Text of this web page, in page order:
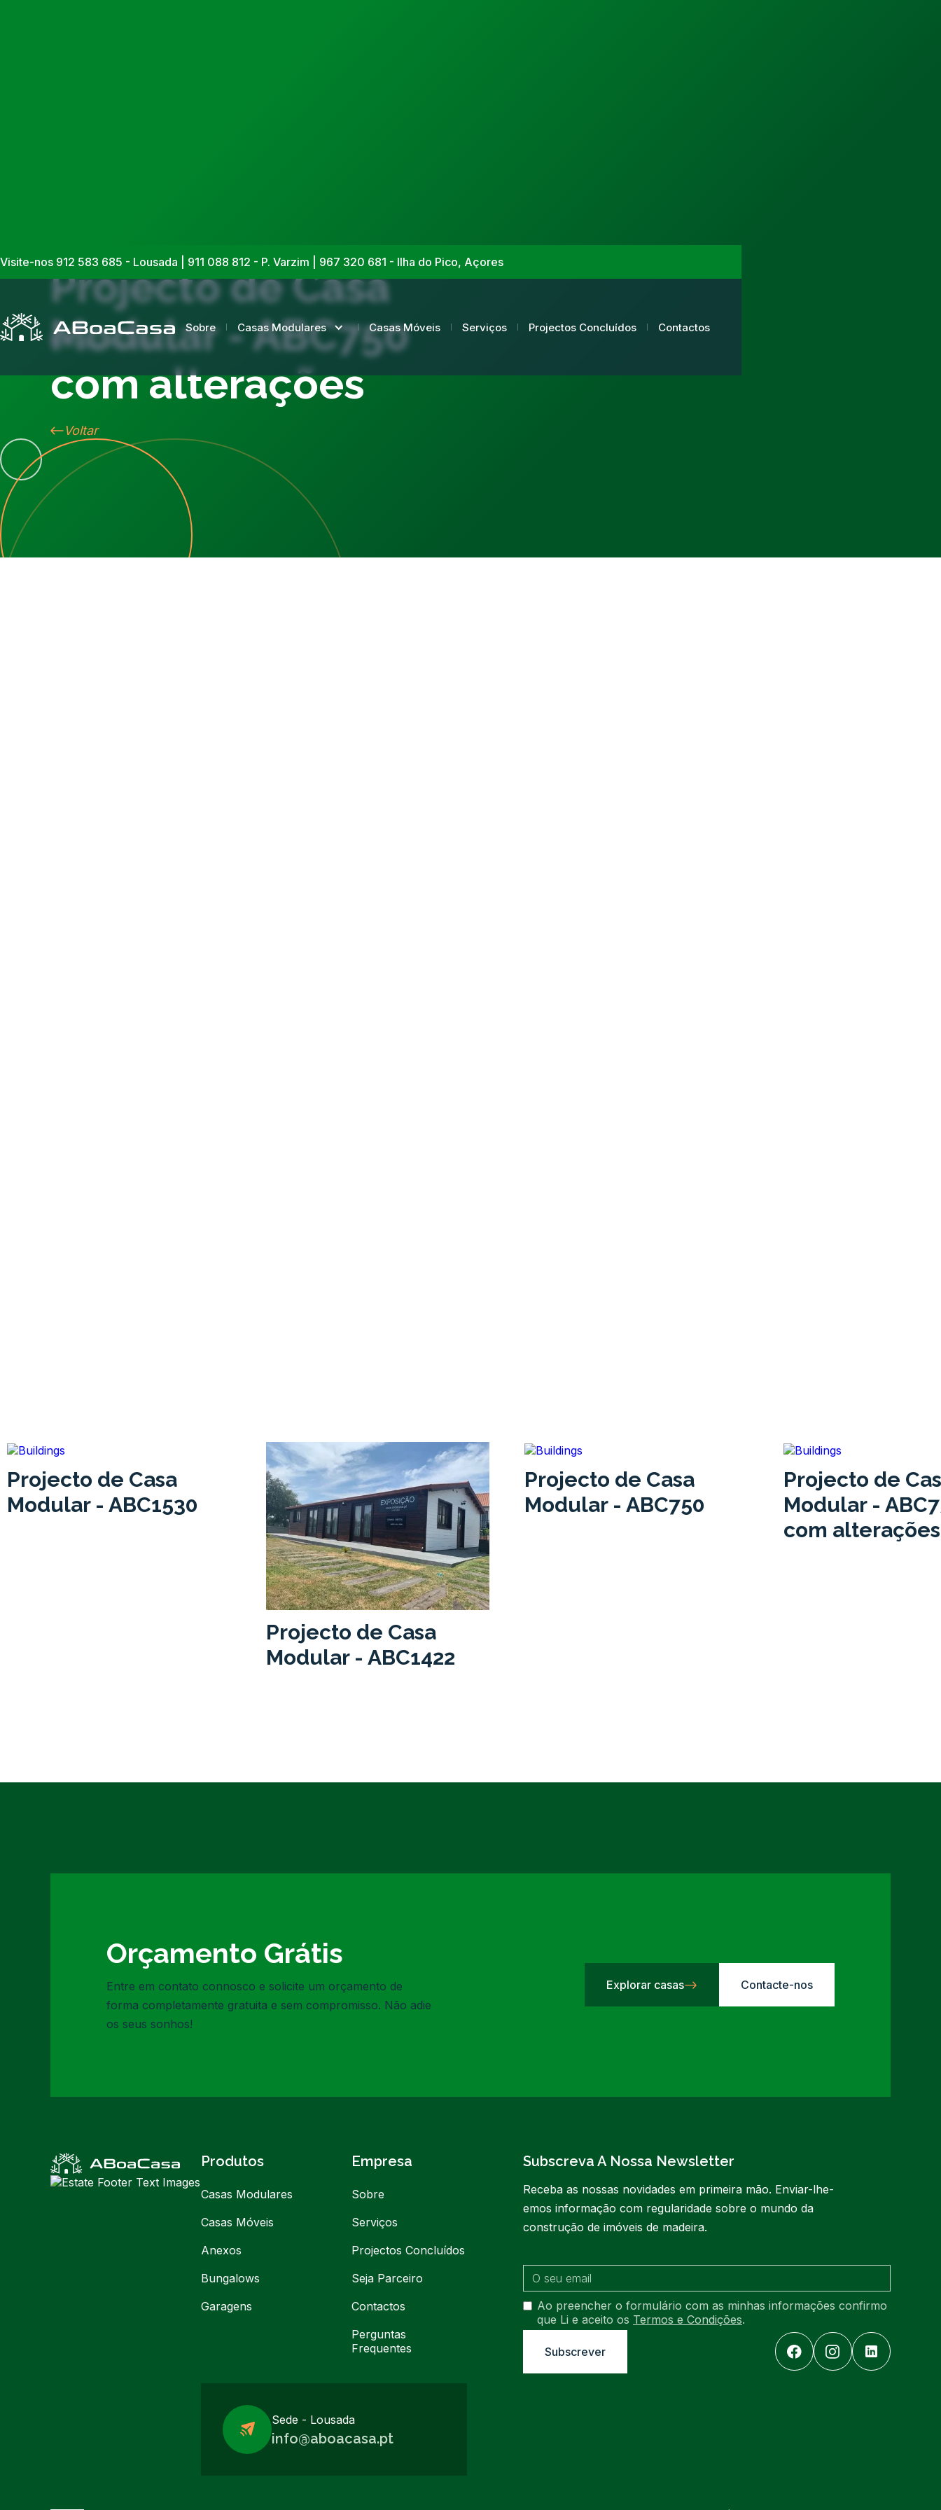
Visite-nos 912 583 685 - Lousada | 911 088 812 - P. Varzim | 967 320 681 - Ilha do Pico, Açores
Sobre Casas Modulares Casas Móveis Serviços Projectos Concluídos Contactos
Casas Modulares
Projecto de Casa
Modular - ABC750
com alterações
Voltar
Projecto de Casa
Modular - ABC1530
Projecto de Casa
Modular - ABC1422
Projecto de Casa
Modular - ABC750
Projecto de
Modular -
com alterações
Orçamento Grátis
Entre em contato connosco e solicite um orçamento de
forma completamente gratuita e sem compromisso. Não adie
os seus sonhos!
Explorar casas Contacte-nos
Produtos
Casas Modulares
Casas Móveis
Anexos
Bungalows
Garagens
Empresa
Sobre
Serviços
Projectos Concluídos
Seja Parceiro
Contactos
Perguntas
Frequentes
Subscreva A Nossa Newsletter
Receba as nossas novidades em primeira mão. Enviar-lhe-
emos informação com regularidade sobre o mundo da
construção de imóveis de madeira.
Ao preencher o formulário com as minhas informações confirmo
que Li e aceito os Termos e Condições.
Sede - Lousada
info@aboacasa.pt